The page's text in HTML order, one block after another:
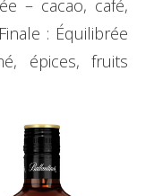
– cacao, café,
: Équilibrée
épices, fruits